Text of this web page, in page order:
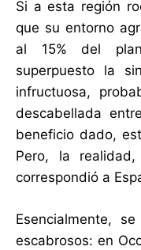
Si a esta región
que su entorno
al 15% del
superpuesto la
infructuosa,
descabellada
beneficio dado,
Pero, la
correspondió a
Esencialmente,
escabrosos: en